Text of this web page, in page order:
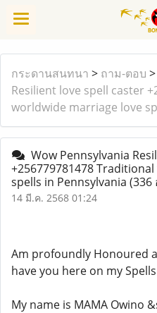
กระดานสนทนา > ถาม-ตอบ >
Resilient love spell caster
worldwide marriage love
Wow Pennsylvania
+256779781478
spells in Pennsylvania (336
14 มี.ค. 2568 01:24
Am profoundly Honoured
have you here on my
My name is MAMA Owino